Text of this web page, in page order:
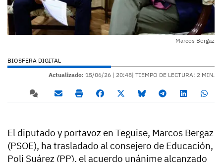
Marcos Bergaz
BIOSFERA DIGITAL
Actualizado: 15/06/26 | 20:48| TIEMPO DE LECTURA: 2 MIN.
El diputado y portavoz en Teguise, Marcos Bergaz
(PSOE), ha trasladado al consejero de Educación,
Poli Suárez (PP), el acuerdo unánime alcanzado